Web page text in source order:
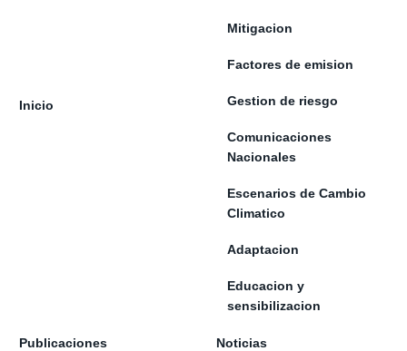
Inicio
Mitigacion
Factores de emision
Gestion de riesgo
Comunicaciones
Nacionales
Escenarios de Cambio
Climatico
Adaptacion
Educacion y
sensibilizacion
Publicaciones Noticias